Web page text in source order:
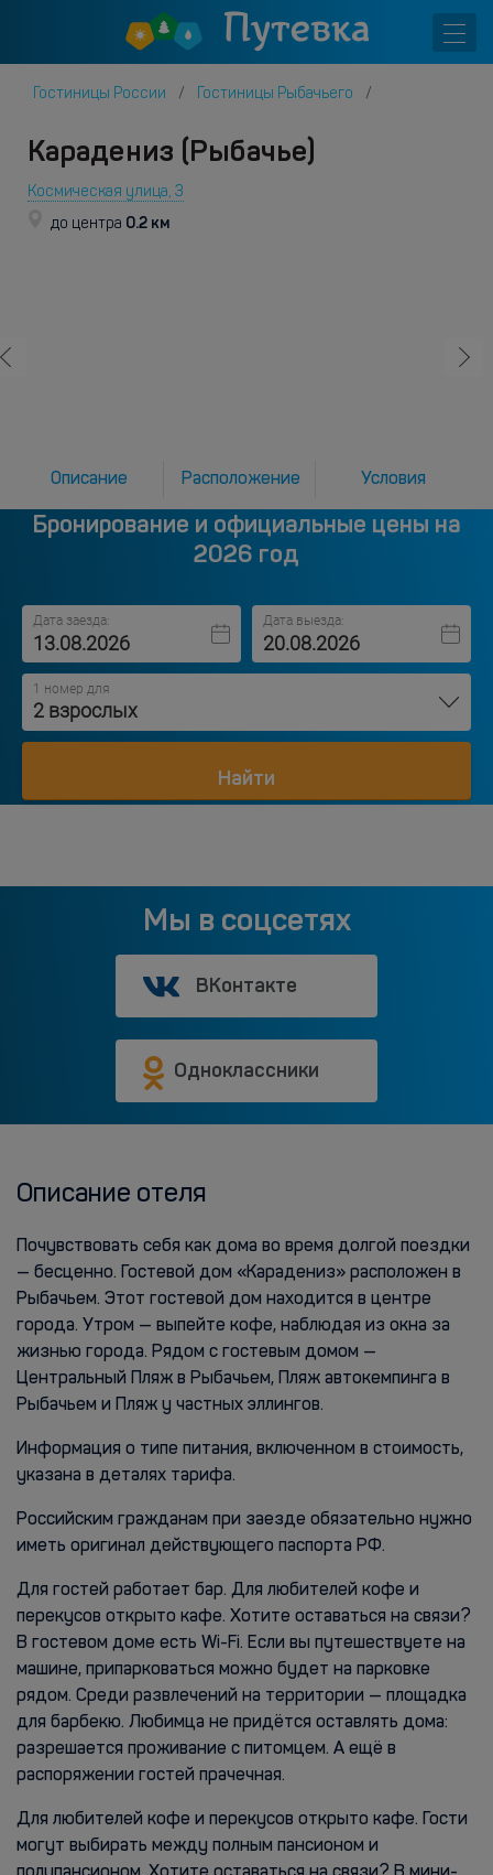
Гостиницы России Гостиницы Рыбачьего
Карадениз (Рыбачье)
Космическая улица, 3
до центра 0.2 км
Описание Расположение Условия
Бронирование и официальные цены на
2026 год
Дата заезда: Дата выезда:
1 номер для
2 взрослых
Найти
Мы в соцсетях
ВКонтакте
Одноклассники
Описание отеля
Почувствовать себя как дома во время долгой поездки
— бесценно. Гостевой дом «Карадениз» расположен в
Рыбачьем. Этот гостевой дом находится в центре
города. Утром — выпейте кофе, наблюдая из окна за
жизнью города. Рядом с гостевым домом —
Центральный Пляж в Рыбачьем, Пляж автокемпинга в
Рыбачьем и Пляж у частных эллингов.
Информация о типе питания, включенном в стоимость,
указана в деталях тарифа.
Российским гражданам при заезде обязательно нужно
иметь оригинал действующего паспорта РФ.
Для гостей работает бар. Для любителей кофе и
перекусов открыто кафе. Хотите оставаться на связи?
В гостевом доме есть Wi-Fi. Если вы путешествуете на
машине, припарковаться можно будет на парковке
рядом. Среди развлечений на территории — площадка
для барбекю. Любимца не придётся оставлять дома:
разрешается проживание с питомцем. А ещё в
распоряжении гостей прачечная.
Для любителей кофе и перекусов открыто кафе. Гости
могут выбирать между полным пансионом и